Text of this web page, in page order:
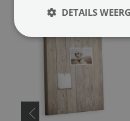
DETAILS